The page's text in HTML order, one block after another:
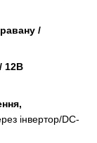
/
12В
інвертор/DC-